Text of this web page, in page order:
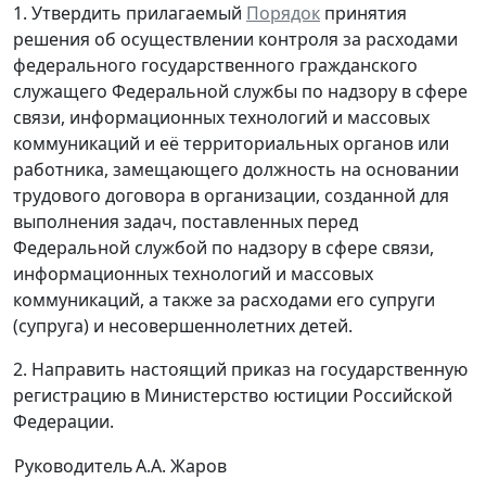
1. Утвердить прилагаемый Порядок принятия
решения об осуществлении контроля за расходами
федерального государственного гражданского
служащего Федеральной службы по надзору в сфере
связи, информационных технологий и массовых
коммуникаций и её территориальных органов или
работника, замещающего должность на основании
трудового договора в организации, созданной для
выполнения задач, поставленных перед
Федеральной службой по надзору в сфере связи,
информационных технологий и массовых
коммуникаций, а также за расходами его супруги
(супруга) и несовершеннолетних детей.
2. Направить настоящий приказ на государственную
регистрацию в Министерство юстиции Российской
Федерации.
РуководительА.А. Жаров